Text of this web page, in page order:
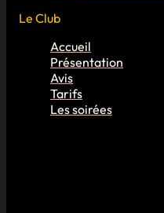
Le Club
Accueil
Présentation
Avis
Tarifs
Les soirées